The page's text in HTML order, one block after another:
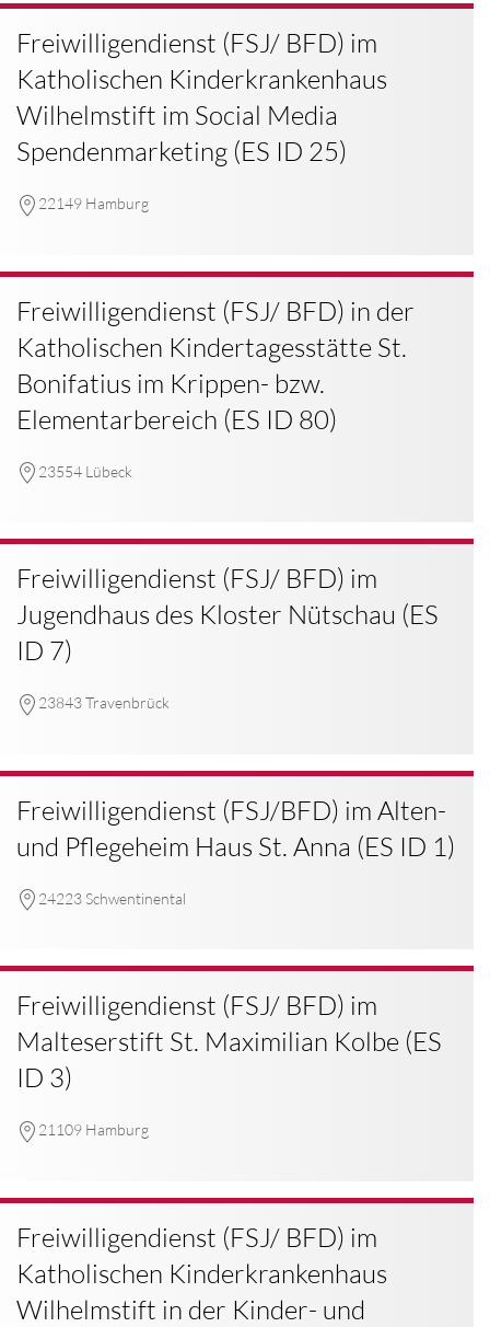
Freiwilligendienst (FSJ/ BFD) im
Katholischen Kinderkrankenhaus
Wilhelmstift im Social Media
Spendenmarketing (ES ID 25)
22149 Hamburg
Freiwilligendienst (FSJ/ BFD) in der
Katholischen Kindertagesstätte St.
Bonifatius im Krippen- bzw.
Elementarbereich (ES ID 80)
23554 Lübeck
Freiwilligendienst (FSJ/ BFD) im
Jugendhaus des Kloster Nütschau (ES
ID 7)
23843 Travenbrück
Freiwilligendienst (FSJ/BFD) im Alten-
und Pflegeheim Haus St. Anna (ES ID 1)
24223 Schwentinental
Freiwilligendienst (FSJ/ BFD) im
Malteserstift St. Maximilian Kolbe (ES
ID 3)
21109 Hamburg
Freiwilligendienst (FSJ/ BFD) im
Katholischen Kinderkrankenhaus
Wilhelmstift in der Kinder- und